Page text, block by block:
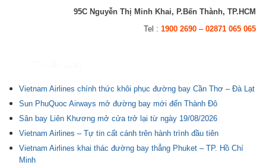
95C Nguyễn Thị Minh Khai, P.Bến Thành, TP.HCM
Tel : 1900 2690– 02871 065 065
Vietnam Airlines chính thức khôi phục đường bay Cần Thơ – Đà Lạt
Sun PhuQuoc Airways mở đường bay mới đến Thành Đô
Sân bay Liên Khương mở cửa trở lại từ ngày 19/08/2026
Vietnam Airlines – Tự tin cất cánh trên hành trình đầu tiên
Vietnam Airlines khai thác đường bay thẳng Phuket – TP. Hồ Chí
Minh